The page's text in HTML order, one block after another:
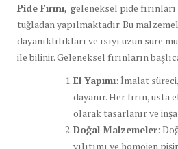
Pide Fırını, geleneksel pide
tuğladan yapılmaktadır. Bu
dayanıklılıkları ve ısıyı uzun süre
ile bilinir. Geleneksel fırınların
El Yapımı: İmalat
dayanır. Her fırın, usta
olarak tasarlanır ve
Doğal Malzemeler:
yılıtımı ve homojen